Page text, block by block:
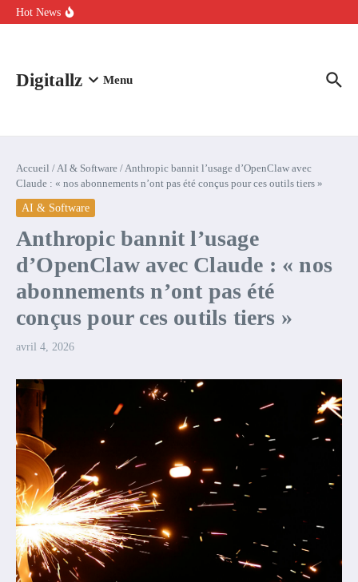
Aller au contenu
Hot News
Comment l’IA simplifie la data de caisse pour la transformer en
Digitallz Menu
Accueil /AI & Software /Anthropic bannit l’usage d’OpenClaw avec
Claude : « nos abonnements n’ont pas été conçus pour ces outils tiers »
AI & Software
Anthropic bannit l’usage
d’OpenClaw avec Claude : « nos
abonnements n’ont pas été
conçus pour ces outils tiers »
avril 4, 2026